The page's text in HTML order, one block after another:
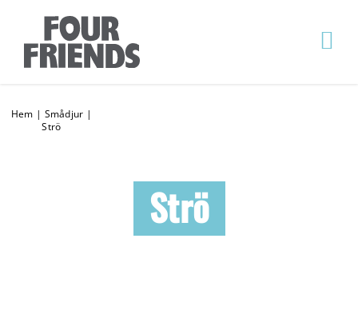
Hem | Smådjur |
Strö
Strö